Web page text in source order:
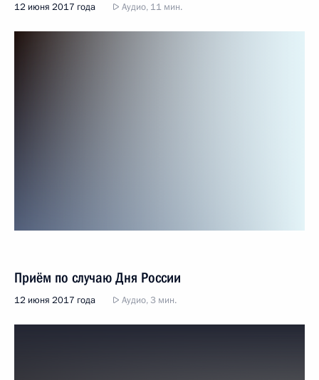
12 июня 2017 года Аудио, 11 мин.
Приём по случаю Дня России
12 июня 2017 года Аудио, 3 мин.